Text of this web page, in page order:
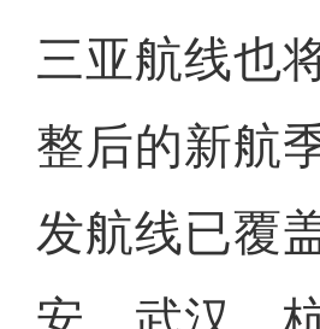
三亚航线也
整后的新航
发航线已覆